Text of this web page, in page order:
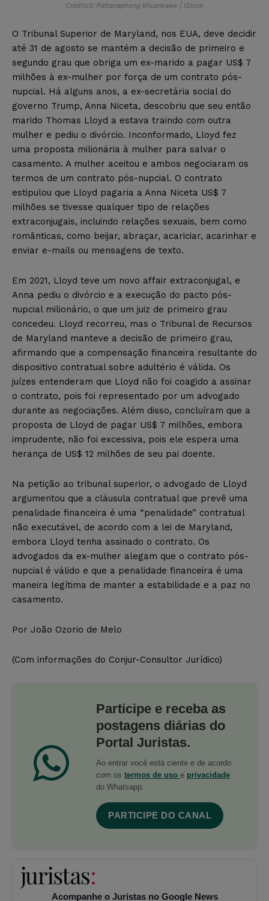
CréditoS: Pattanaphong Khuankaew | iStock
O Tribunal Superior de Maryland, nos EUA, deve decidir
até 31 de agosto se mantém a decisão de primeiro e
segundo grau que obriga um ex-marido a pagar US$ 7
milhões à ex-mulher por força de um contrato pós-
nupcial. Há alguns anos, a ex-secretária social do
governo Trump, Anna Niceta, descobriu que seu então
marido Thomas Lloyd a estava traindo com outra
mulher e pediu o divórcio. Inconformado, Lloyd fez
uma proposta milionária à mulher para salvar o
casamento. A mulher aceitou e ambos negociaram os
termos de um contrato pós-nupcial. O contrato
estipulou que Lloyd pagaria a Anna Niceta US$ 7
milhões se tivesse qualquer tipo de relações
extraconjugais, incluindo relações sexuais, bem como
românticas, como beijar, abraçar, acariciar, acarinhar e
enviar e-mails ou mensagens de texto.
Em 2021, Lloyd teve um novo affair extraconjugal, e
Anna pediu o divórcio e a execução do pacto pós-
nupcial milionário, o que um juiz de primeiro grau
concedeu. Lloyd recorreu, mas o Tribunal de Recursos
de Maryland manteve a decisão de primeiro grau,
afirmando que a compensação financeira resultante do
dispositivo contratual sobre adultério é válida. Os
juízes entenderam que Lloyd não foi coagido a assinar
o contrato, pois foi representado por um advogado
durante as negociações. Além disso, concluíram que a
proposta de Lloyd de pagar US$ 7 milhões, embora
imprudente, não foi excessiva, pois ele espera uma
herança de US$ 12 milhões de seu pai doente.
Na petição ao tribunal superior, o advogado de Lloyd
argumentou que a cláusula contratual que prevê uma
penalidade financeira é uma “penalidade” contratual
não executável, de acordo com a lei de Maryland,
embora Lloyd tenha assinado o contrato. Os
advogados da ex-mulher alegam que o contrato pós-
nupcial é válido e que a penalidade financeira é uma
maneira legítima de manter a estabilidade e a paz no
casamento.
Por João Ozorio de Melo
(Com informações do Conjur-Consultor Jurídico)
Participe e receba as
postagens diárias do
Portal Juristas.
Ao entrar você está ciente e de acordo
com os termos de uso e privacidade
do Whatsapp.
PARTICIPE DO CANAL
Acompanhe o Juristas no Google News